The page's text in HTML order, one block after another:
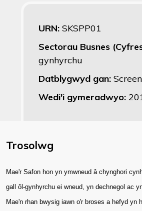
URN: SKSPP01
Sectorau Busnes
gynhyrchu
Datblygwyd gan:
Wedi'i gymeradwyo:
Trosolwg
Mae'r Safon hon yn ymwneud â chynghori
gall ôl-gynhyrchu ei wneud, yn dechnegol ac
Mae'n rhan bwysig iawn o'r broses a hefyd yn